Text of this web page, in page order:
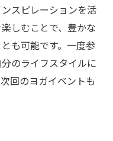
スピレーションを活
しむことで、豊かな
も可能です。一度参
のライフスタイルに
回のヨガイベントも